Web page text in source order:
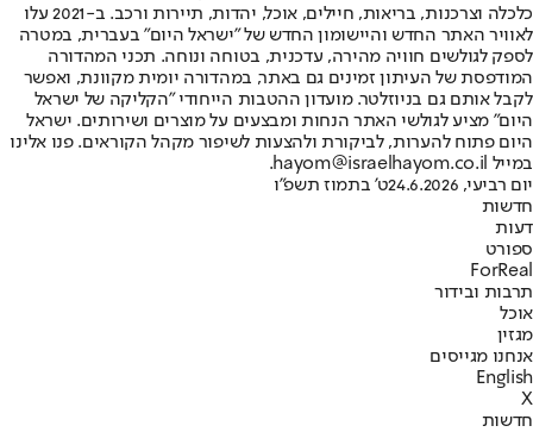
כלכלה וצרכנות, בריאות, חיילים, אוכל, יהדות, תיירות ורכב. ב-2021 עלו
לאוויר האתר החדש והיישומון החדש של "ישראל היום" בעברית, במטרה
לספק לגולשים חוויה מהירה, עדכנית, בטוחה ונוחה. תכני המהדורה
המודפסת של העיתון זמינים גם באתר, במהדורה יומית מקוונת, ואפשר
לקבל אותם גם בניוזלטר. מועדון ההטבות הייחודי "הקליקה של ישראל
היום" מציע לגולשי האתר הנחות ומבצעים על מוצרים ושירותים. ישראל
היום פתוח להערות, לביקורת ולהצעות לשיפור מקהל הקוראים. פנו אלינו
במייל hayom@israelhayom.co.il.
יום רביעי, 24.6.2026
ט' בתמוז תשפ"ו
חדשות
דעות
ספורט
ForReal
תרבות ובידור
אוכל
מגזין
אנחנו מגייסים
English
X
חדשות